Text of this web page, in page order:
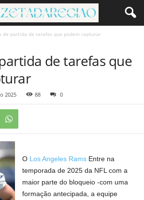
de partida de tarefas que podem capturar
de tarefas que
2025 88 0
O Los Angeles Rams Entre na
temporada de 2025 da NFL com a
maior parte do bloqueio -com uma
formação antecipada, a equipe